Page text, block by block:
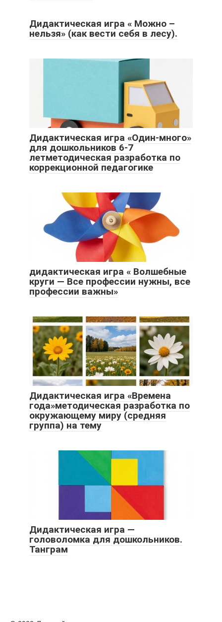
Дидактическая игра « Можно –
нельзя» (как вести себя в лесу).
Дидактическая игра «Один-много»
для дошкольников 6-7
летметодическая разработка по
коррекционной педагогике
дидактическая игра « Волшебные
круги — Все профессии нужны, все
профессии важны»
Дидактическая игра «Времена
года»методическая разработка по
окружающему миру (средняя
группа) на тему
Дидактическая игра —
головоломка для дошкольников.
Танграм